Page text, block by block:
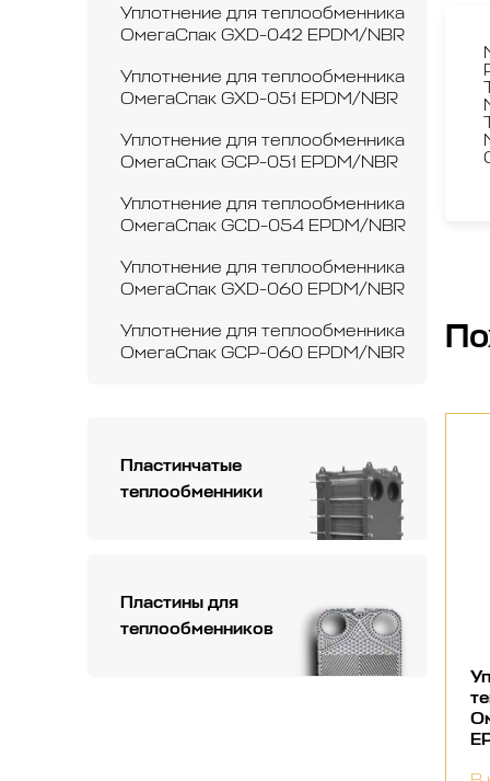
Уплотнение для теплообменника
ОмегаСпак GXD-042 EPDM/NBR
Уплотнение для теплообменника
ОмегаСпак GXD-051 EPDM/NBR
Уплотнение для теплообменника
ОмегаСпак GCP-051 EPDM/NBR
Уплотнение для теплообменника
ОмегаСпак GCD-054 EPDM/NBR
Уплотнение для теплообменника
ОмегаСпак GXD-060 EPDM/NBR
Уплотнение для теплообменника
ОмегаСпак GCP-060 EPDM/NBR
Пластинчатые
теплообменники
Пластины для
теплообменников